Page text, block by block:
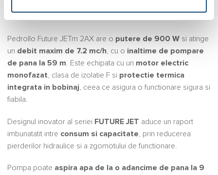
Pedrollo Future JETm 2AX are o putere de 900 W si atinge
un debit maxim de 7.2 mc/h , cu o inaltime de pompare
de pana la 59 m . Este echipata cu un motor electric
monofazat , clasa de izolatie F si protectie termica
integrata in bobinaj , ceea ce asigura o functionare sigura si
fiabila.
Designul inovator al seriei FUTURE JET aduce un raport
imbunatatit intre consum si capacitate , prin reducerea
pierderilor hidraulice si a zgomotului de functionare.
Pompa poate aspira apa de la o adancime de pana la 9